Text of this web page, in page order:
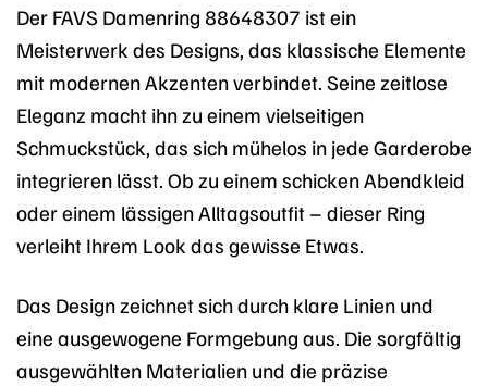
Der FAVS Damenring 88648307 ist ein
Meisterwerk des Designs, das klassische Elemente
mit modernen Akzenten verbindet. Seine zeitlose
Eleganz macht ihn zu einem vielseitigen
Schmuckstück, das sich mühelos in jede Garderobe
integrieren lässt. Ob zu einem schicken Abendkleid
oder einem lässigen Alltagsoutfit – dieser Ring
verleiht Ihrem Look das gewisse Etwas.
Das Design zeichnet sich durch klare Linien und
eine ausgewogene Formgebung aus. Die sorgfältig
ausgewählten Materialien und die präzise